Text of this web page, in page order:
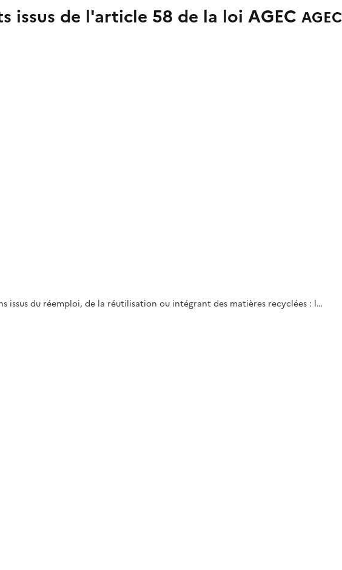
issus de l'article 58 de la loi AGEC AGEC
issus du réemploi, de la réutilisation ou intégrant des matières recyclées : l…